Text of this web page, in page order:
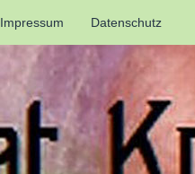
Impressum Datenschutz